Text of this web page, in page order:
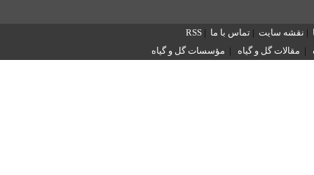
| نقشه سایت | تماس با ما |
RSS
| مقالات گل و گیاه | مؤسسات گل و گیاه